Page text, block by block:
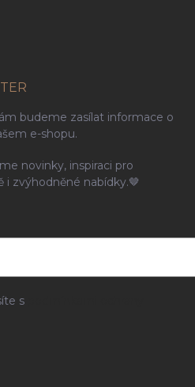
budeme zasílat informace o
e-shopu.
novinky, inspiraci pro
i zvýhodněné nabídky.🤎
s